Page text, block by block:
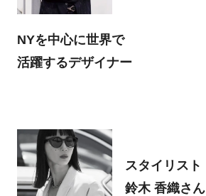
NYを中心に世界で
活躍するデザイナー
スタイリスト
鈴木 香織さん